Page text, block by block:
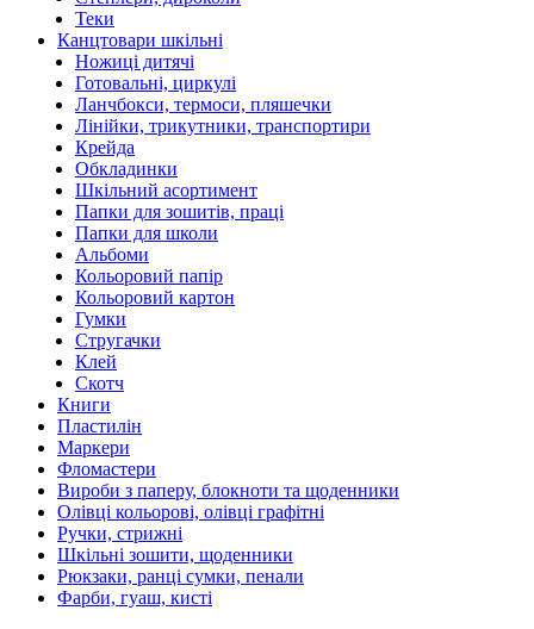
Теки
Канцтовари шкільні
Ножиці дитячі
Готовальні, циркулі
Ланчбокси, термоси, пляшечки
Лінійки, трикутники, транспортири
Крейда
Обкладинки
Шкільний асортимент
Папки для зошитів, праці
Папки для школи
Альбоми
Кольоровий папір
Кольоровий картон
Гумки
Стругачки
Клей
Скотч
Книги
Пластилін
Маркери
Фломастери
Вироби з паперу, блокноти та щоденники
Олівці кольорові, олівці графітні
Ручки, стрижні
Шкільні зошити, щоденники
Рюкзаки, ранці сумки, пенали
Фарби, гуаш, кисті